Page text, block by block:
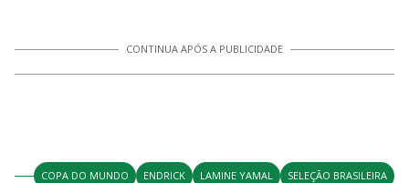
CONTINUA APÓS A PUBLICIDADE
COPA DO MUNDO ENDRICK LAMINE YAMAL
SELEÇÃO BRASILEIRA